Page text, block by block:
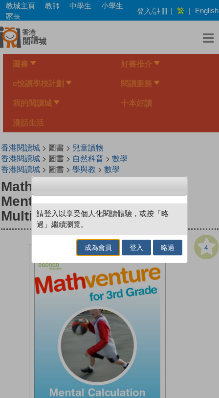
Skip
main
content
教城主頁 教師 中學生
小學生
家長
登入/註冊 | 繁 | English
圖書 好書推介
e悅讀學校計劃 閱讀服務
我的閱讀城 十本好讀
漫話生活
香港閱讀城> 圖書 > 兒童讀物
香港閱讀城> 圖書 > 自然科普> 數學
香港閱讀城> 圖書 > 學與教 > 數學
Mathventure for 3rd Grade:
Mental Calculation Using
Multiplication
4
請登入以享受個人化閱讀體驗，或按「略
過」繼續瀏覽。
成為會員 登入 略過